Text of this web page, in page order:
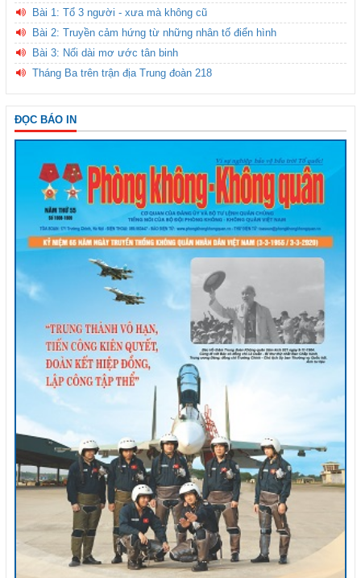
Bài 1: Tổ 3 người - xưa mà không cũ
Bài 2: Truyền cảm hứng từ những nhân tố điển hình
Bài 3: Nối dài mơ ước tân binh
Tháng Ba trên trận địa Trung đoàn 218
ĐỌC BÁO IN